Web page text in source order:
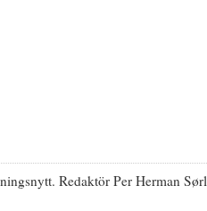
Redaktör Per Herman